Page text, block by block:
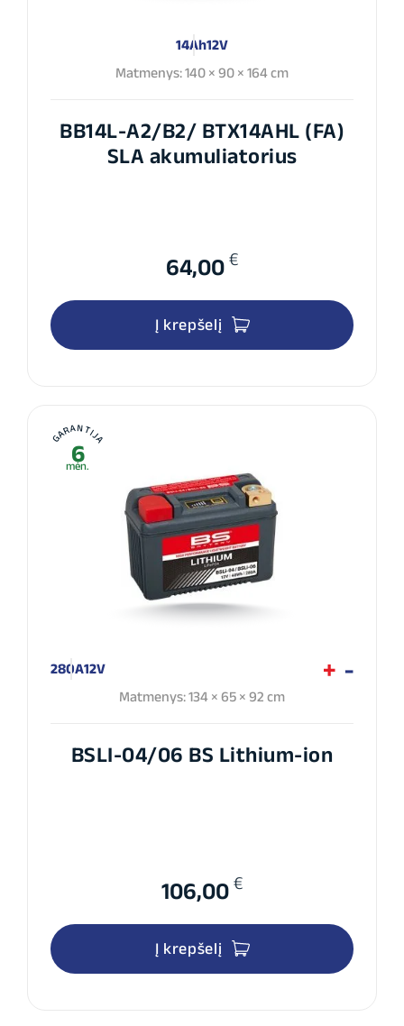
14Ah12V
Matmenys: 140 × 90 × 164 cm
BB14L-A2/B2/ BTX14AHL (FA)
SLA akumuliatorius
64,00 €
Į krepšelį
GARANTIJA
6
mėn.
280A12V
Matmenys: 134 × 65 × 92 cm
BSLI-04/06 BS Lithium-ion
106,00 €
Į krepšelį